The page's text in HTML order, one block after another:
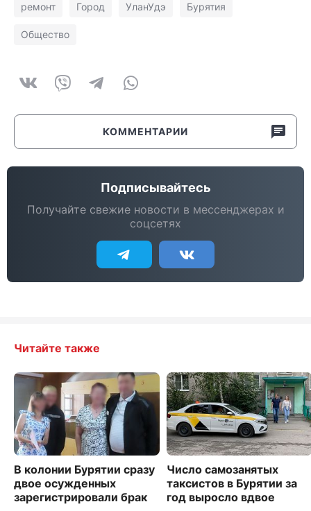
ремонт Город УланУдэ Бурятия
Общество
КОММЕНТАРИИ
Подписывайтесь
Получайте свежие новости в мессенджерах и
соцсетях
Читайте также
В колонии Бурятии сразу
двое осужденных
зарегистрировали брак
Число самозанятых
таксистов в Бурятии за
год выросло вдвое